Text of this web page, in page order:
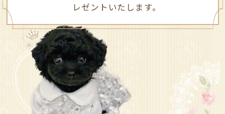
レゼントいたします。